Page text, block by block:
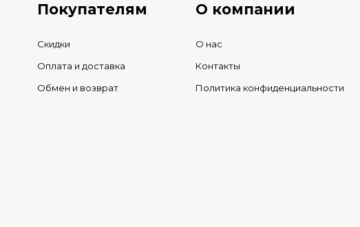
Покупателям
Скидки
Оплата и доставка
Обмен и возврат
О компании
О нас
Контакты
Политика конфиденциальности